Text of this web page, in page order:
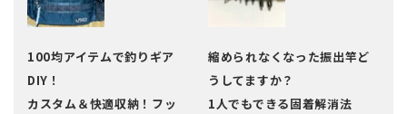
100均アイテムで釣りギア
DIY！
カスタム＆快適収納！フッ
縮められなくなった振出竿ど
うしてますか？
1人でもできる固着解消法